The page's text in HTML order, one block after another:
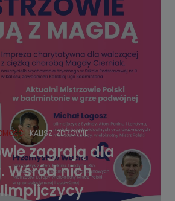
KALISZ ZDROWIE
zagrają dla
Wśród nich